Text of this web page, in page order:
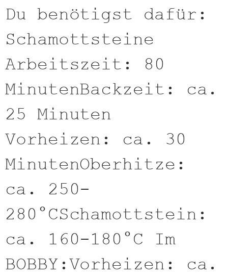
Du benötigst dafür:
Schamottsteine
Arbeitszeit: 80
MinutenBackzeit: ca.
25 Minuten
Vorheizen: ca. 30
MinutenOberhitze:
ca. 250-
280°CSchamottstein:
ca. 160-180°C Im
BOBBY:Vorheizen: ca.